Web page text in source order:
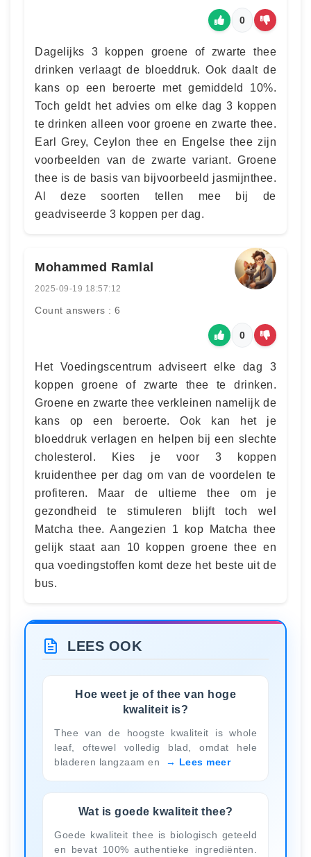
0
Dagelijks 3 koppen groene of zwarte thee
drinken verlaagt de bloeddruk. Ook daalt de
kans op een beroerte met gemiddeld 10%.
Toch geldt het advies om elke dag 3 koppen
te drinken alleen voor groene en zwarte thee.
Earl Grey, Ceylon thee en Engelse thee zijn
voorbeelden van de zwarte variant. Groene
thee is de basis van bijvoorbeeld jasmijnthee.
Al deze soorten tellen mee bij de
geadviseerde 3 koppen per dag.
Mohammed Ramlal
2025-09-19 18:57:12
Count answers : 6
0
Het Voedingscentrum adviseert elke dag 3
koppen groene of zwarte thee te drinken.
Groene en zwarte thee verkleinen namelijk de
kans op een beroerte. Ook kan het je
bloeddruk verlagen en helpen bij een slechte
cholesterol. Kies je voor 3 koppen
kruidenthee per dag om van de voordelen te
profiteren. Maar de ultieme thee om je
gezondheid te stimuleren blijft toch wel
Matcha thee. Aangezien 1 kop Matcha thee
gelijk staat aan 10 koppen groene thee en
qua voedingstoffen komt deze het beste uit de
bus.
LEES OOK
Hoe weet je of thee van hoge
kwaliteit is?
Thee van de hoogste kwaliteit is whole
leaf, oftewel volledig blad, omdat hele
bladeren langzaam en
Lees meer
Wat is goede kwaliteit thee?
Goede kwaliteit thee is biologisch geteeld
en bevat 100% authentieke ingrediënten.